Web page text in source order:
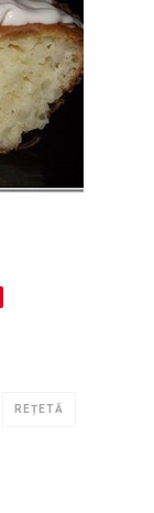
REȚETĂ